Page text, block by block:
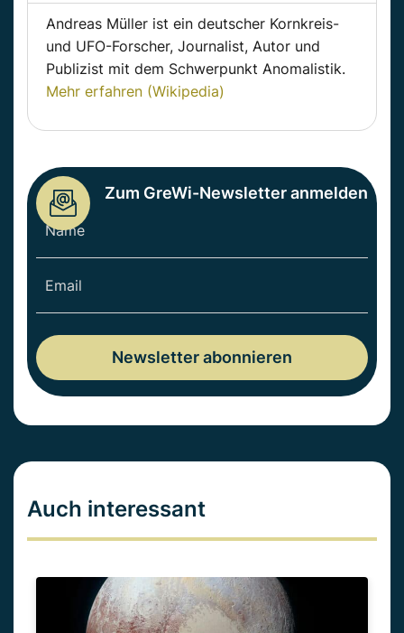
Andreas Müller ist ein deutscher Kornkreis-
und UFO-Forscher, Journalist, Autor und
Publizist mit dem Schwerpunkt Anomalistik.
Mehr erfahren (Wikipedia)
Zum GreWi-Newsletter anmelden
Auch interessant